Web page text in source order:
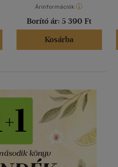
Árinformációk
Borító ár: 5 390 Ft
Kosárba